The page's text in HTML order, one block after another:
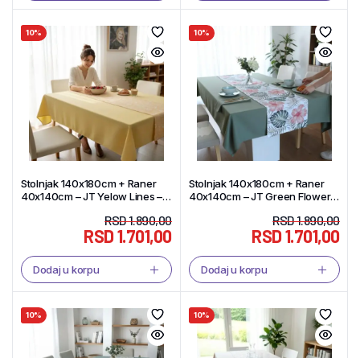
10%
Stolnjak 140x180cm + Raner
40x140cm – JT Yelow Lines –
RSD1.890,00
RSD1.701,00
Dodaj u korpu
10%
Stolnjak 140x180cm + Raner
40x140cm – JT Green Flower –
RSD1.890,00
RSD1.701,00
Dodaj u korpu
10% 10%